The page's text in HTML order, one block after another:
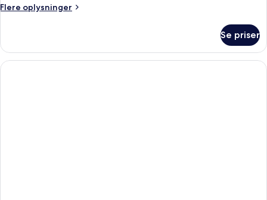
Flere oplysninger
Flere
Se priser